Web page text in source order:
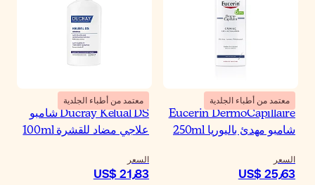
معتمد من أطباء الجلدية
Eucerin DermoCapillaire
شامبو مهدئ باليوريا 250ml
السعر
US$ 25٫63
معتمد من أطباء الجلدية
Ducray Kelual DS شامبو
علاجي مضاد للقشرة 100ml
السعر
US$ 21٫83